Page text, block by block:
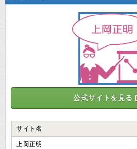
公式サイトを見る
サイト名
上岡正明